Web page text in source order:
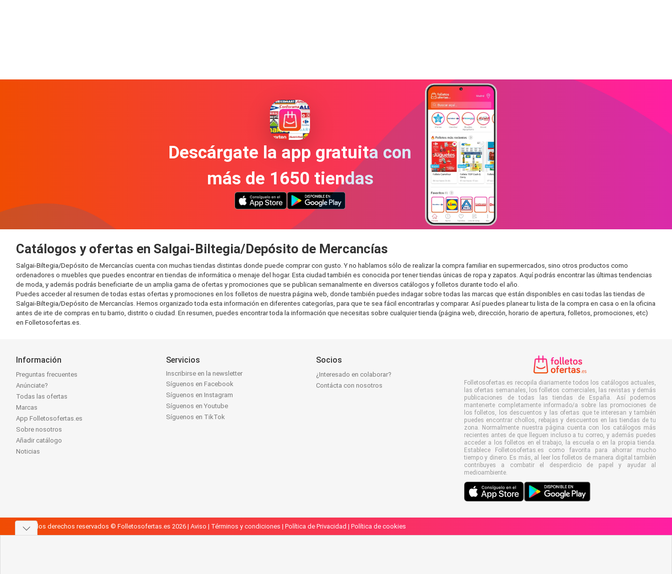
Descárgate la app gratuita con
más de 1650 tiendas
Catálogos y ofertas en Salgai-Biltegia/Depósito de Mercancías
Salgai-Biltegia/Depósito de Mercancías cuenta con muchas tiendas distintas donde puede comprar con gusto. Y no hablamos sólo de realizar la compra familiar en supermercados, sino otros productos como
ordenadores o muebles que puedes encontrar en tiendas de informática o menaje del hogar. Esta ciudad también es conocida por tener tiendas únicas de ropa y zapatos. Aquí podrás encontrar las últimas tendencias
de moda, y además podrás beneficiarte de un amplia gama de ofertas y promociones que se publican semanalmente en diversos catálogos y folletos durante todo el año.
Puedes acceder al resumen de todas estas ofertas y promociones en los folletos de nuestra página web, donde también puedes indagar sobre todas las marcas que están disponibles en casi todas las tiendas de
Salgai-Biltegia/Depósito de Mercancías. Hemos organizado toda esta información en diferentes categorías, para que te sea fácil encontrarlas y comparar. Así puedes planear tu lista de la compra en casa o en la oficina
antes de irte de compras en tu barrio, distrito o ciudad. En resumen, puedes encontrar toda la información que necesitas sobre cualquier tienda (página web, dirección, horario de apertura, folletos, promociones, etc)
en Folletosofertas.es.
Información
Preguntas frecuentes
Anúnciate?
Todas las ofertas
Marcas
App Folletosofertas.es
Sobre nosotros
Añadir catálogo
Noticias
Servicios
Inscribirse en la newsletter
Síguenos en Facebook
Síguenos en Instagram
Síguenos en Youtube
Síguenos en TikTok
Socios
¿Interesado en colaborar?
Contácta con nosotros
Folletosofertas.es recopila diariamente todos los catálogos actuales,
las ofertas semanales, los folletos comerciales, las revistas y demás
publicaciones de todas las tiendas de España. Así podemos
mantenerte completamente informado/a sobre las promociones de
los folletos, los descuentos y las ofertas que te interesan y también
puedes encontrar chollos, rebajas y descuentos en las tiendas de tu
zona. Normalmente nuestra página cuenta con los catálogos más
recientes antes de que lleguen incluso a tu correo, y además puedes
acceder a los folletos en el trabajo, la escuela o en la propia tienda.
Establece Folletosofertas.es como favorita para ahorrar mucho
tiempo y dinero. Es más, al leer los folletos de manera digital también
contribuyes a combatir el desperdicio de papel y ayudar al
medioambiente.
Todos los derechos reservados © Folletosofertas.es 2026 | Aviso | Términos y condiciones | Política de Privacidad | Política de cookies